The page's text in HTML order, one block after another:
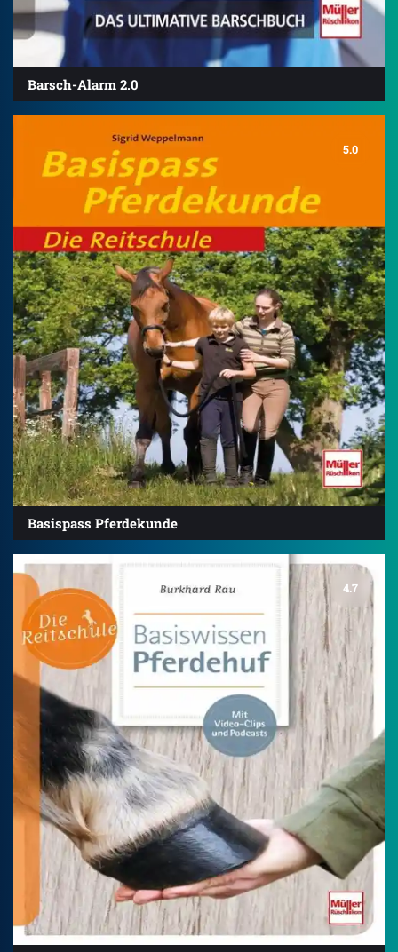
Barsch-Alarm 2.0
5.0
Basispass Pferdekunde
4.7